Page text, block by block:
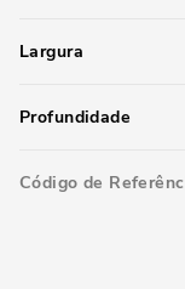
Largura
Profundidade
Código de